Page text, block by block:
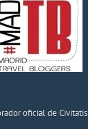
oficial de Civitatis